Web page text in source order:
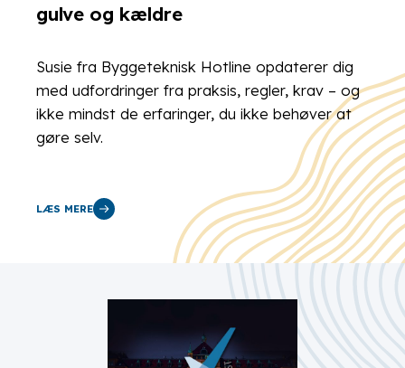
gulve og kældre
Susie fra Byggeteknisk Hotline opdaterer dig
med udfordringer fra praksis, regler, krav – og
ikke mindst de erfaringer, du ikke behøver at
gøre selv.
LÆS MERE